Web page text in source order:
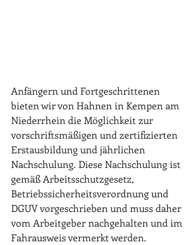
Anfängern und Fortgeschrittenen
bieten wir von Hahnen in Kempen am
Niederrhein die Möglichkeit zur
vorschriftsmäßigen und zertifizierten
Erstausbildung und jährlichen
Nachschulung. Diese Nachschulung ist
gemäß Arbeitsschutzgesetz,
Betriebssicherheitsverordnung und
DGUV vorgeschrieben und muss daher
vom Arbeitgeber nachgehalten und im
Fahrausweis vermerkt werden.